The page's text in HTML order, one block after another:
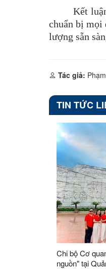
Kết
chuẩn bị mọi
lượng sẵn
Tác giả:
TIN TỨC
Chi bộ Cơ
nguồn" tại